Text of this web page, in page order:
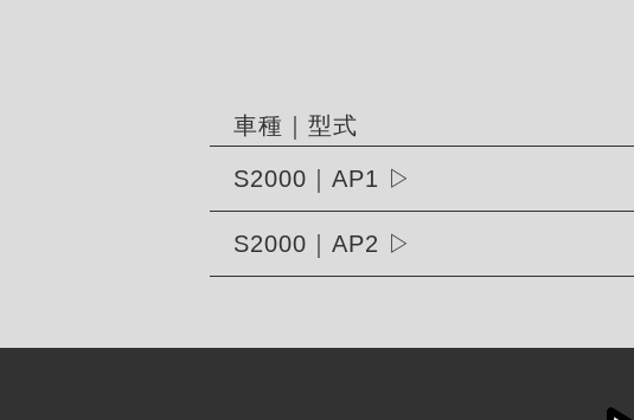
車種｜型式
S2000｜AP1
S2000｜AP2